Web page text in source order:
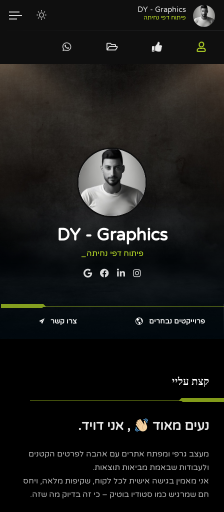
DY - Graphics
פיתוח דפי נחיתה
DY - Graphics
פיתוח דפי נחיתה
פרוייקטים נבחרים צרו קשר
קצת עליי
נעים מאוד , אני דויד.
מעצב גרפי ומפתח אתרים עם אהבה לפרטים הקטנים
ולעבודות שבאמת מביאות תוצאות.
אני מאמין בגישה אישית לכל לקוח, שקיפות מלאה, ויחס
חם שמרגיש כמו סטודיו בוטיק – כי זה בדיוק מה שזה.